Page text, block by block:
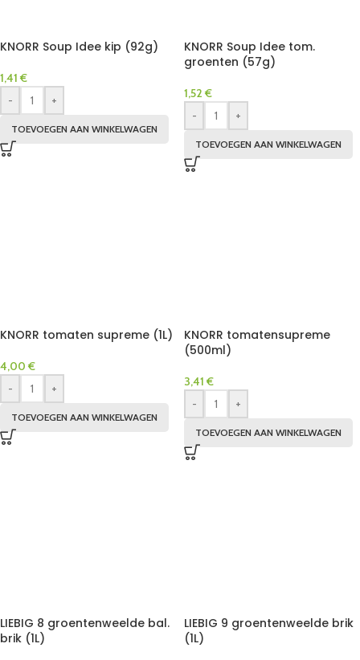
KNORR Soup Idee kip (92g)
1,41 €
-
+
TOEVOEGEN AAN WINKELWAGEN
KNORR Soup Idee tom.
groenten (57g)
1,52 €
-
+
TOEVOEGEN AAN WINKELWAGEN
KNORR tomaten supreme (1L)
4,00 €
-
+
TOEVOEGEN AAN WINKELWAGEN
KNORR tomatensupreme
(500ml)
3,41 €
-
+
TOEVOEGEN AAN WINKELWAGEN
LIEBIG 8 groentenweelde bal.
brik (1L)
LIEBIG 9 groentenweelde brik
(1L)